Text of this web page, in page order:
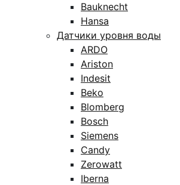
Bauknecht
Hansa
Датчики уровня воды
ARDO
Ariston
Indesit
Beko
Blomberg
Bosch
Siemens
Candy
Zerowatt
Iberna